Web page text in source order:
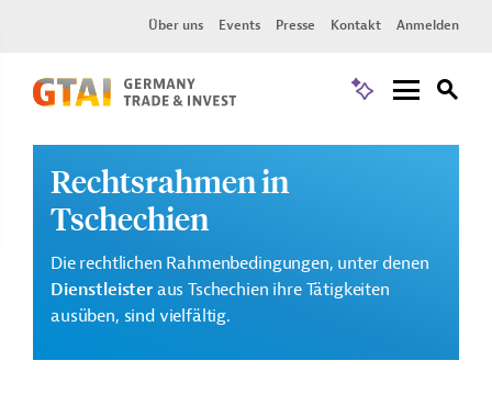
Über uns Events Presse Kontakt Anmelden
Rechtsrahmen in
Tschechien
Die rechtlichen Rahmenbedingungen, unter denen
Dienstleisteraus Tschechien ihre Tätigkeiten
ausüben, sind vielfältig.